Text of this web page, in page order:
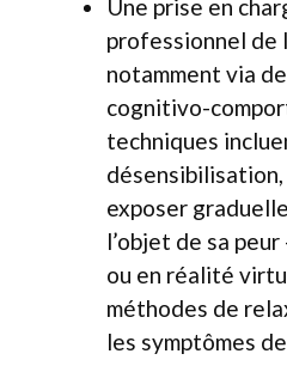
Une prise en
professionnel de
notamment via
cognitivo-
techniques
exposer
l’objet de sa
ou en réalité
méthodes de
les symptômes